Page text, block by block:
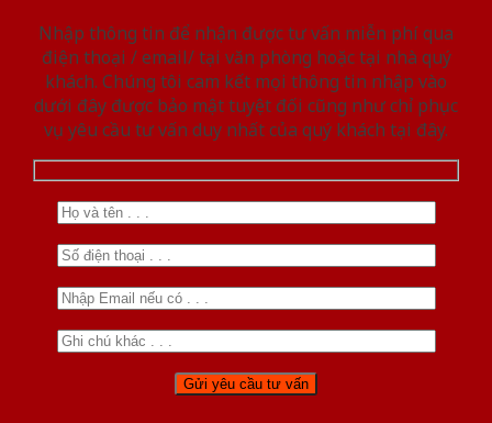
Nhập thông tin để nhận được tư vấn miễn phí qua
điện thoại / email/ tại văn phòng hoặc tại nhà quý
khách. Chúng tôi cam kết mọi thông tin nhập vào
dưới đây được bảo mật tuyệt đối cũng như chỉ phục
vụ yêu cầu tư vấn duy nhất của quý khách tại đây.